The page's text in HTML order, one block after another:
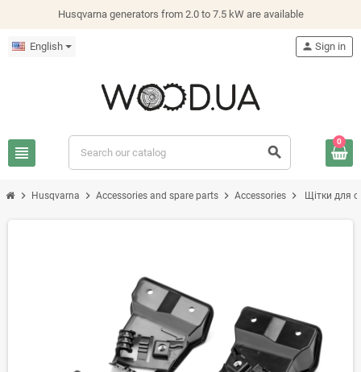
Husqvarna generators from 2.0 to 7.5 kW are available
English
view_headline search
person Sign in
0
chevron_right Husqvarna chevron_right Accessories and spare parts chevron_right Accessories chevron_right Щітки для